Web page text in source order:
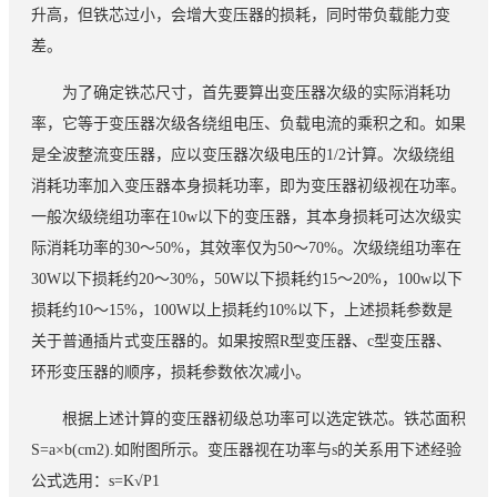
升高，但铁芯过小，会增大变压器的损耗，同时带负载能力变
差。
为了确定铁芯尺寸，首先要算出变压器次级的实际消耗功
率，它等于变压器次级各绕组电压、负载电流的乘积之和。如果
是全波整流变压器，应以变压器次级电压的1/2计算。次级绕组
消耗功率加入变压器本身损耗功率，即为变压器初级视在功率。
一般次级绕组功率在10w以下的变压器，其本身损耗可达次级实
际消耗功率的30～50%，其效率仅为50～70%。次级绕组功率在
30W以下损耗约20～30%，50W以下损耗约15～20%，100w以下
损耗约10～15%，100W以上损耗约10%以下，上述损耗参数是
关于普通插片式变压器的。如果按照R型变压器、c型变压器、
环形变压器的顺序，损耗参数依次减小。
根据上述计算的变压器初级总功率可以选定铁芯。铁芯面积
S=a×b(cm2).如附图所示。变压器视在功率与s的关系用下述经验
公式选用：s=K√P1